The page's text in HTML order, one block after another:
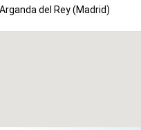
del Rey (Madrid)